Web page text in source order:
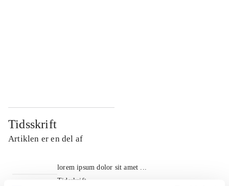
Tidsskrift
Artiklen er en del af
lorem ipsum dolor sit amet ...
Tidsskrift